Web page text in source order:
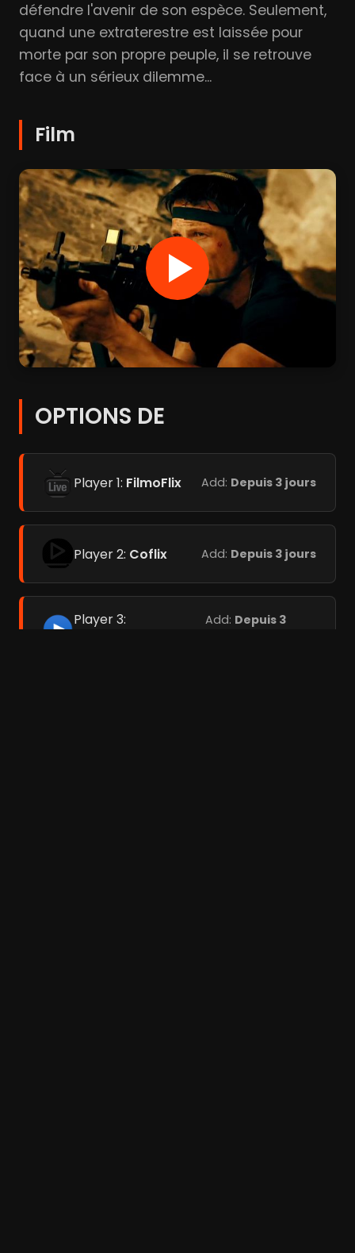
défendre l'avenir de son espèce. Seulement,
quand une extraterestre est laissée pour
morte par son propre peuple, il se retrouve
face à un sérieux dilemme...
Film
OPTIONS DE
Player 1: FilmoFlix Add: Depuis 3 jours
Player 2: Coflix Add: Depuis 3 jours
Player 3:
Add: Depuis 3